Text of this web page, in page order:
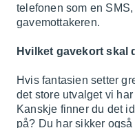
telefonen som en
gavemottakeren.
Hvilket gavekort skal
Hvis fantasien setter
det store utvalget vi
Kanskje finner du det
på? Du har sikker